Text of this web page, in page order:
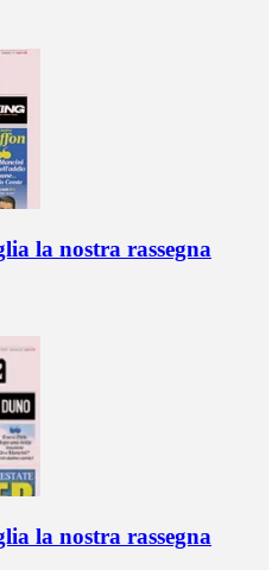
la nostra rassegna
la nostra rassegna